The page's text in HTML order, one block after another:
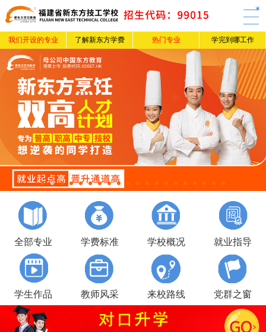
我们开设的专业 了解新东方学费 热门专业 学完到哪工作
全部专业 学费标准 学校概况 就业指导
学生作品 教师风采 来校路线 党群之窗